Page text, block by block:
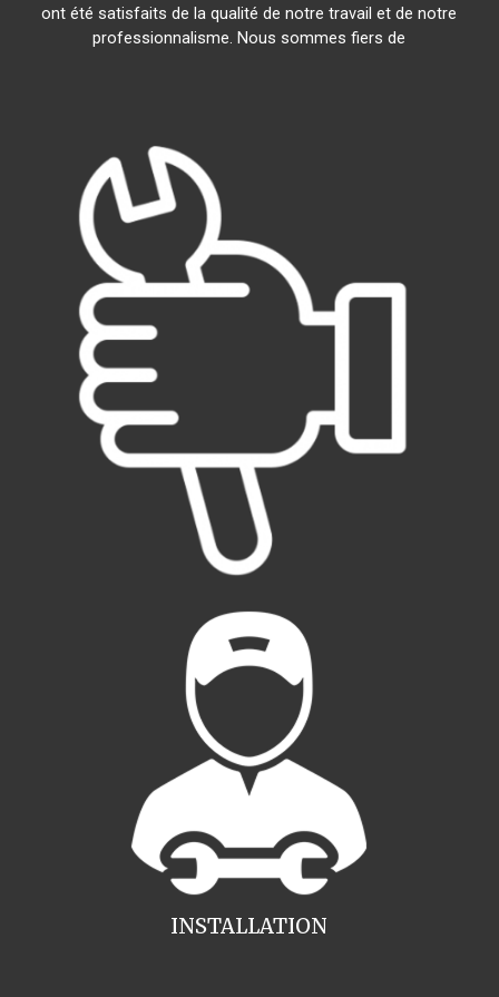
ont été satisfaits de la qualité de notre travail et de notre
professionnalisme. Nous sommes fiers de
INSTALLATION